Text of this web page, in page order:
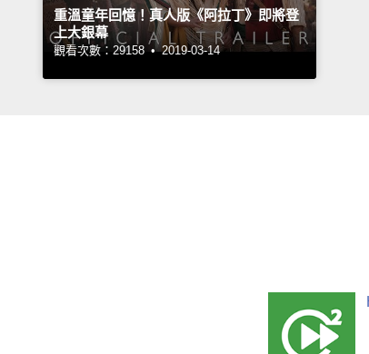
重溫童年回憶！真人版《阿拉丁》即將登
上大銀幕
觀看次數：29158 • 2019-03-14